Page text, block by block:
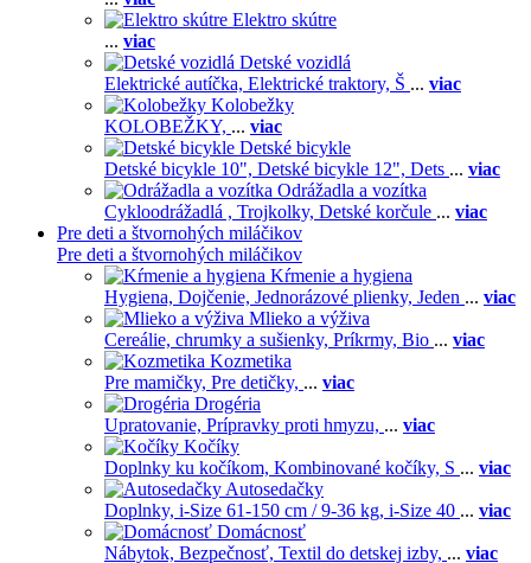
Elektro skútre
... viac
Detské vozidlá
Elektrické autíčka, Elektrické traktory, Š ... viac
Kolobežky
KOLOBEŽKY, ... viac
Detské bicykle
Detské bicykle 10", Detské bicykle 12", Dets ... viac
Odrážadla a vozítka
Cykloodrážadlá , Trojkolky, Detské korčule ... viac
Pre deti a štvornohých miláčikov
Pre deti a štvornohých miláčikov
Kŕmenie a hygiena
Hygiena, Dojčenie, Jednorázové plienky, Jeden ... viac
Mlieko a výživa
Cereálie, chrumky a sušienky, Príkrmy, Bio ... viac
Kozmetika
Pre mamičky, Pre detičky, ... viac
Drogéria
Upratovanie, Prípravky proti hmyzu, ... viac
Kočíky
Doplnky ku kočíkom, Kombinované kočíky, S ... viac
Autosedačky
Doplnky, i-Size 61-150 cm / 9-36 kg, i-Size 40 ... viac
Domácnosť
Nábytok, Bezpečnosť, Textil do detskej izby, ... viac